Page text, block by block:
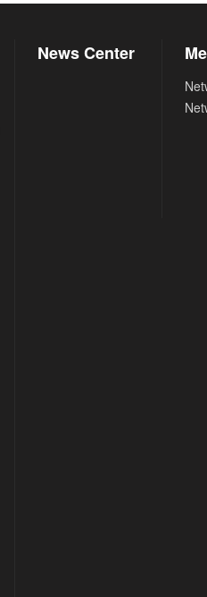
News Center